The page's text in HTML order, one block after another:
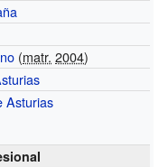
(matr. 2004)
Asturias